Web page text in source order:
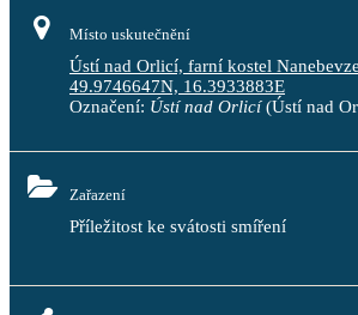
Místo uskutečnění
Ústí nad Orlicí, farní kostel
49.9746647N, 16.3933883E
Označení: Ústí nad Orlicí(Ústí nad
Zařazení
Příležitost ke svátosti smíření